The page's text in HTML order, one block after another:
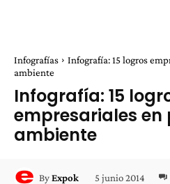
Infografías
Infografía: 15 logros
ambiente
Infografía: 15
empresariales en
ambiente
ByExpok 5 junio 2014